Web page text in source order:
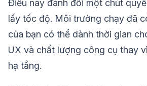
Điều này đánh đổi một chút
lấy tốc độ. Môi trường chạy đã
của bạn có thể dành thời gian
UX và chất lượng công cụ thay
hạ tầng.